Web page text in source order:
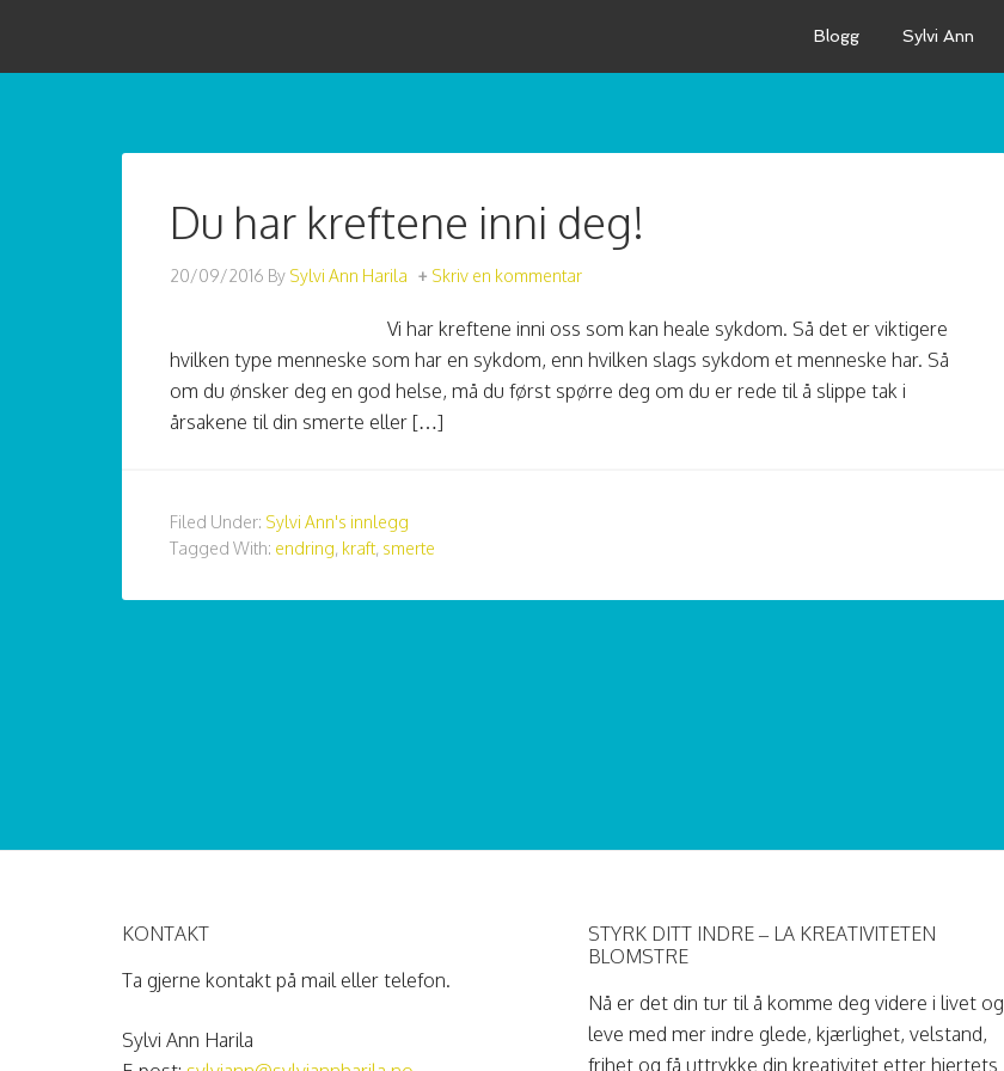
Blogg Sylvi Ann
Du har kreftene inni deg!
20/09/2016 By Sylvi Ann Harila Skriv en kommentar
Vi har kreftene inni oss som kan heale sykdom. Så det er viktigere
hvilken type menneske som har en sykdom, enn hvilken slags sykdom et menneske har. Så
om du ønsker deg en god helse, må du først spørre deg om du er rede til å slippe tak i
årsakene til din smerte eller […]
Filed Under: Sylvi Ann's innlegg
Tagged With: endring, kraft, smerte
KONTAKT
Ta gjerne kontakt på mail eller telefon.
Sylvi Ann Harila
STYRK DITT INDRE – LA KREATIVITETEN
BLOMSTRE
Nå er det din tur til å komme deg videre i livet og
leve med mer indre glede, kjærlighet, velstand,
frihet og få uttrykke din kreativitet etter hjertets